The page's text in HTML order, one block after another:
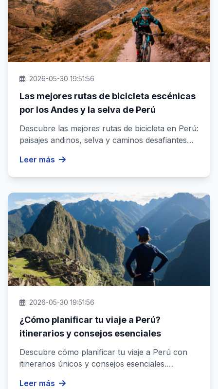
2026-05-30 19:51:56
Las mejores rutas de bicicleta escénicas
por los Andes y la selva de Perú
Descubre las mejores rutas de bicicleta en Perú:
paisajes andinos, selva y caminos desafiantes
Leer más
2026-05-30 19:51:56
¿Cómo planificar tu viaje a Perú?
itinerarios y consejos esenciales
Descubre cómo planificar tu viaje a Perú con
itinerarios únicos y consejos esenciales.
Leer más